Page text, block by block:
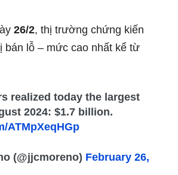
26/2, thị trường chứng kiến
bán lỗ – mức cao nhất kể từ
realized today the largest
2024: $1.7 billion.
ATMpXeqHGp
(@jjcmoreno) February 26,